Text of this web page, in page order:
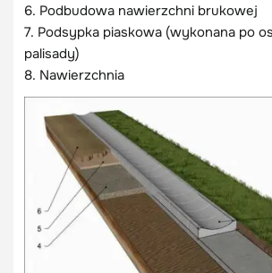
6. Podbudowa nawierzchni brukowej
7. Podsypka piaskowa (wykonana po
palisady)
8. Nawierzchnia